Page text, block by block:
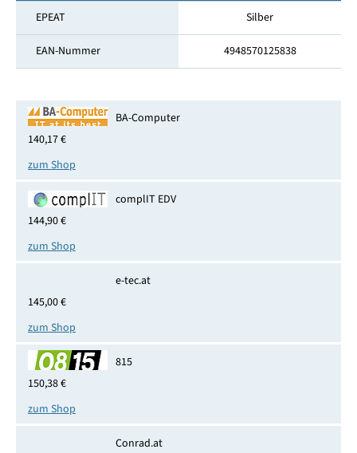
EPEAT Silber
EAN-Nummer 4948570125838
BA-Computer
140,17 €
zum Shop
complIT EDV
144,90 €
zum Shop
e-tec.at
145,00 €
zum Shop
815
150,38 €
zum Shop
Conrad.at